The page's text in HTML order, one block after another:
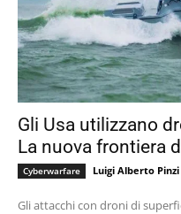
Gli Usa utilizzano
La nuova frontiera
Cyberwarfare Luigi Alberto Pinzi
Gli attacchi con droni di